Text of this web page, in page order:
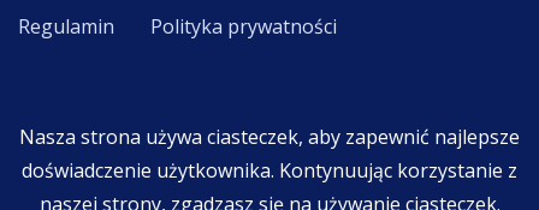
Nasza strona używa ciasteczek, aby zapewnić najlepsze
doświadczenie użytkownika. Kontynuując korzystanie z
naszej strony, zgadzasz się na używanie ciasteczek.
Regulamin Polityka prywatności
F.K.R. TOMI Tomasz Chmielewski .